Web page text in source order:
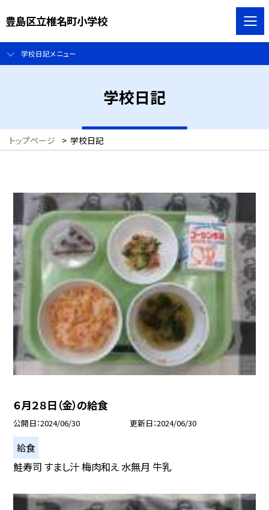
豊島区立椎名町小学校
学校日記メニュー
学校日記
トップページ > 学校日記
６月２８日（金）の給食
公開日 2024/06/30 更新日 2024/06/30
給食
鮭寿司 すまし汁 梅肉和え 水無月 牛乳